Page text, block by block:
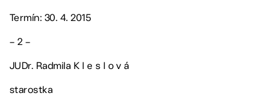
Termín: 30. 4. 2015
– 2 –
JUDr. Radmila K l e s l o v á
starostka